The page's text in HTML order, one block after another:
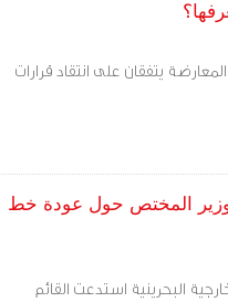
يتفقان على انتقاد قرارات
الوزير المختص حول عودة خط
البحرينية استدعت القائم